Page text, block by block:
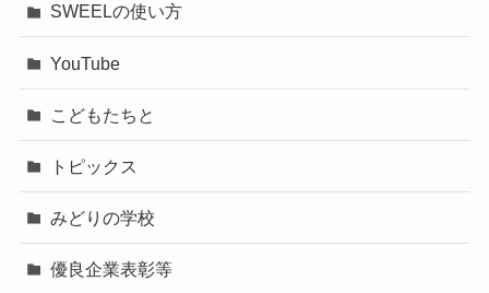
SWEELの使い方
YouTube
こどもたちと
トピックス
みどりの学校
優良企業表彰等